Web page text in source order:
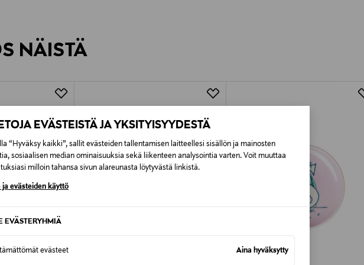
EVÄSTEISTÄ JA YKSITYISYYDESTÄ
“Hyväksy kaikki”, sallit evästeiden tallentamisen laitteellesi sisällön ja mainosten
sosiaalisen median ominaisuuksia sekä liikenteen analysointia varten. Voit muuttaa
milloin tahansa sivun alareunasta löytyvästä linkistä.
ja evästeiden käyttö
EVÄSTERYHMIÄ
evästeet Aina hyväksytty
Alk. 6,90 €, kun toimitus on saatavilla valittuun osoitteeseen.
NÄISTÄ